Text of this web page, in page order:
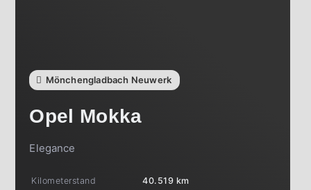
Mönchengladbach Neuwerk
Opel Mokka
Elegance
Kilometerstand
40.519 km